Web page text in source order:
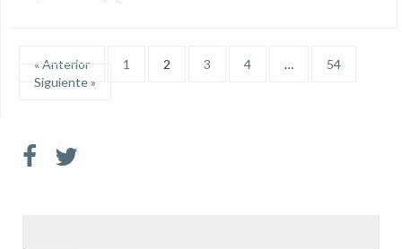
« Anterior 1 2 3 4 …
54
Siguiente »